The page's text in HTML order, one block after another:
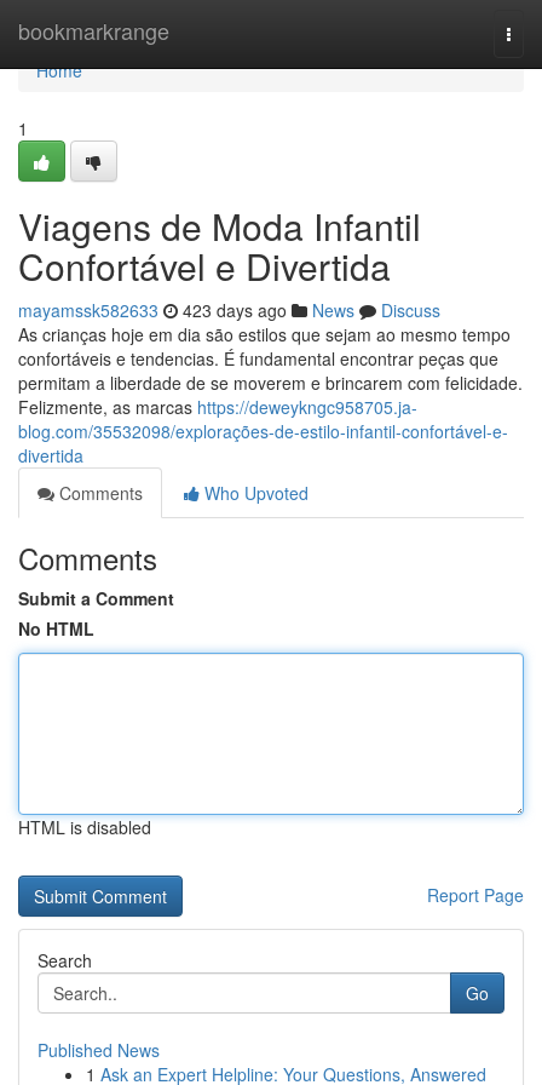
bookmarkrange
Home
Home
1
Viagens de Moda Infantil
Confortável e Divertida
mayamssk582633 423 days ago News
Discuss
As crianças hoje em dia são estilos que sejam ao mesmo tempo
confortáveis e tendencias. É fundamental encontrar peças que
permitam a liberdade de se moverem e brincarem com felicidade.
Felizmente, as marcas https://deweykngc958705.ja-
blog.com/35532098/explorações-de-estilo-infantil-confortável-e-
divertida
Comments
Who Upvoted
Comments
Submit a Comment
No HTML
HTML is disabled
Report Page
Search
Go
Published News
1 Ask an Expert Helpline: Your Questions, Answered